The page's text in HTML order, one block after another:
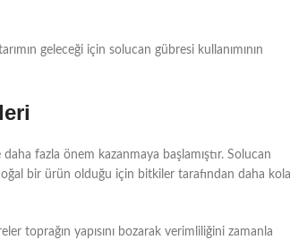
geleceği için solucan gübresi kullanımının
fazla önem kazanmaya başlamıştır. Solucan
bir ürün olduğu için bitkiler tarafından daha
toprağın yapısını bozarak verimliliğini zamanla